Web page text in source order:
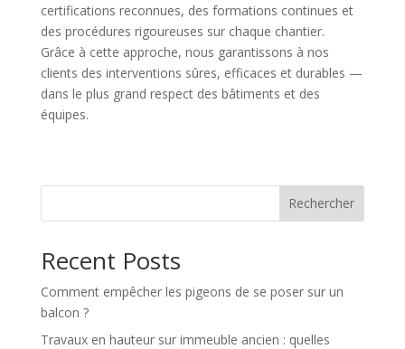
certifications reconnues, des formations continues et
des procédures rigoureuses sur chaque chantier.
Grâce à cette approche, nous garantissons à nos
clients des interventions sûres, efficaces et durables —
dans le plus grand respect des bâtiments et des
équipes.
Rechercher
Recent Posts
Comment empêcher les pigeons de se poser sur un
balcon ?
Travaux en hauteur sur immeuble ancien : quelles